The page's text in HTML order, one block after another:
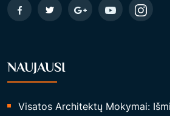
NAUJAUSI
Visatos Architektų Mokymai: